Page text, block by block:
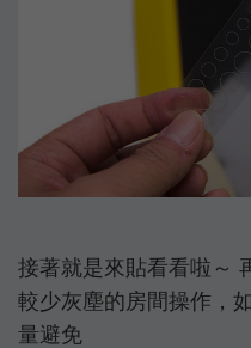
接著就是來貼看看啦～
較少灰塵的房間操作，
量避免